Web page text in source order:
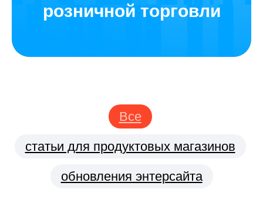
розничной торговли
Все
статьи для продуктовых магазинов
обновления энтерсайта